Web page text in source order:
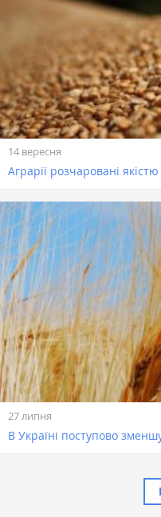
14 вересня
Аграрії розчаровані
27 липня
В Україні поступово